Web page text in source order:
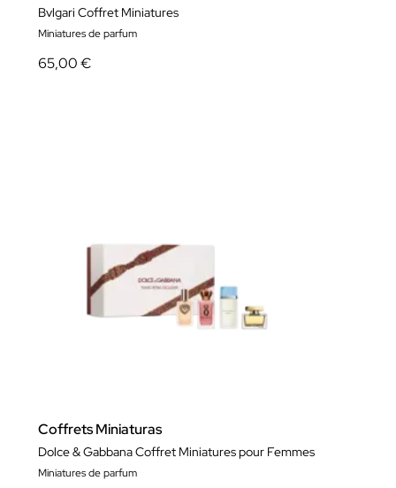
Bvlgari Coffret Miniatures
Miniatures de parfum
65,00 €
Coffrets Miniaturas
Dolce & Gabbana Coffret Miniatures pour Femmes
Miniatures de parfum